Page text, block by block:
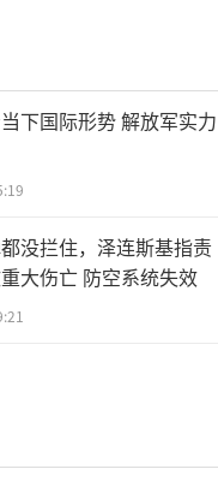
下国际形势 解放军实力
没拦住，泽连斯基指责
大伤亡 防空系统失效